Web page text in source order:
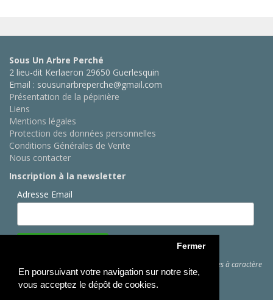
En poursuivant votre navigation sur notre site,
vous acceptez le dépôt de cookies.
Fermer
Sous Un Arbre Perché
2 lieu-dit Kerlaeron 29650 Guerlesquin
Email : sousunarbreperche@gmail.com
Présentation de la pépinière
Liens
Mentions légales
Protection des données personnelles
Conditions Générales de Vente
Nous contacter
Inscription à la newsletter
Adresse Email
pour des informations sur les traitements de données à caractère
personnel